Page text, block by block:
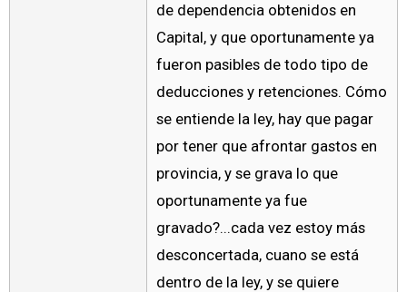
de dependencia obtenidos en
Capital, y que oportunamente ya
fueron pasibles de todo tipo de
deducciones y retenciones. Cómo
se entiende la ley, hay que pagar
por tener que afrontar gastos en
provincia, y se grava lo que
oportunamente ya fue
gravado?...cada vez estoy más
desconcertada, cuano se está
dentro de la ley, y se quiere